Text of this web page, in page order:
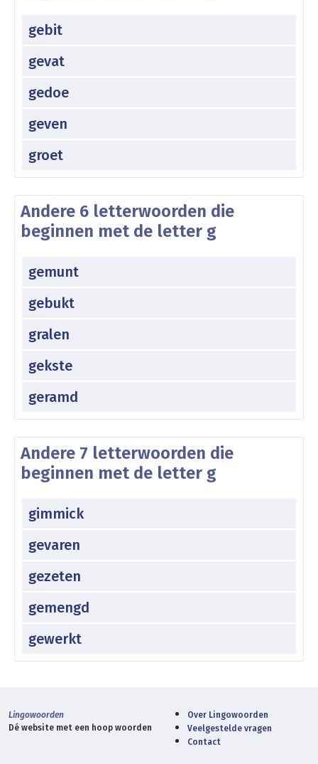
gebit
gevat
gedoe
geven
groet
Andere 6 letterwoorden die
beginnen met de letter g
gemunt
gebukt
gralen
gekste
geramd
Andere 7 letterwoorden die
beginnen met de letter g
gimmick
gevaren
gezeten
gemengd
gewerkt
Lingowoorden
Dé website met een hoop woorden
Over Lingowoorden
Veelgestelde vragen
Contact